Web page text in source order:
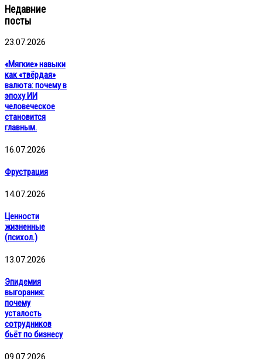
Недавние
посты
23.07.2026
«Мягкие» навыки
как «твёрдая»
валюта: почему в
эпоху ИИ
человеческое
становится
главным.
16.07.2026
Фрустрация
14.07.2026
Ценности
жизненные
(психол.)
13.07.2026
Эпидемия
выгорания:
почему
усталость
сотрудников
бьёт по бизнесу
09.07.2026